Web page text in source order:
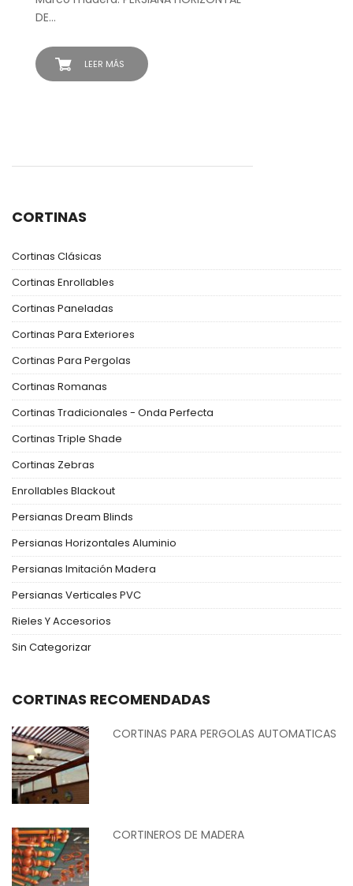
CORTINAS
Cortinas Clásicas
Cortinas Enrollables
Cortinas Paneladas
Cortinas Para Exteriores
Cortinas Para Pergolas
Cortinas Romanas
Cortinas Tradicionales - Onda Perfecta
Cortinas Triple Shade
Cortinas Zebras
Enrollables Blackout
Persianas Dream Blinds
Persianas Horizontales Aluminio
Persianas Imitación Madera
Persianas Verticales PVC
Rieles Y Accesorios
Sin Categorizar
CORTINAS RECOMENDADAS
CORTINAS PARA PERGOLAS AUTOMATICAS
CORTINEROS DE MADERA
LEER MÁS
DE…